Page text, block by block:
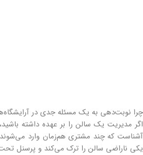
چرا نوبت‌دهی به یک مسئله جدی در
اگر مدیریت یک سالن را بر عهده داشته
آشناست که چند مشتری هم‌زمان وارد
یکی ناراضی سالن را ترک می‌کند و پرسنل تحت